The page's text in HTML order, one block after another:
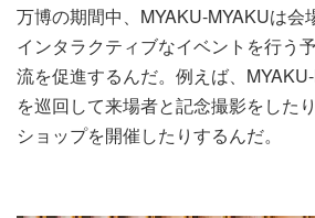
万博の期間中、MYAKU-MYAKUは会
インタラクティブなイベントを行う
流を促進するんだ。例えば、
を巡回して来場者と記念撮影をした
ショップを開催したりするんだ。